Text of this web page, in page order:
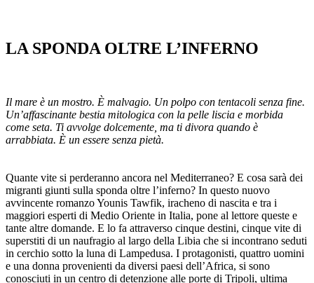
LA SPONDA OLTRE L’INFERNO
Il mare è un mostro. È malvagio. Un polpo con tentacoli senza fine.
Un’affascinante bestia mitologica con la pelle liscia e morbida
come seta. Ti avvolge dolcemente, ma ti divora quando è
arrabbiata. È un essere senza pietà.
Quante vite si perderanno ancora nel Mediterraneo? E cosa sarà dei
migranti giunti sulla sponda oltre l’inferno? In questo nuovo
avvincente romanzo Younis Tawfik, iracheno di nascita e tra i
maggiori esperti di Medio Oriente in Italia, pone al lettore queste e
tante altre domande. E lo fa attraverso cinque destini, cinque vite di
superstiti di un naufragio al largo della Libia che si incontrano seduti
in cerchio sotto la luna di Lampedusa. I protagonisti, quattro uomini
e una donna provenienti da diversi paesi dell’Africa, si sono
conosciuti in un centro di detenzione alle porte di Tripoli, ultima